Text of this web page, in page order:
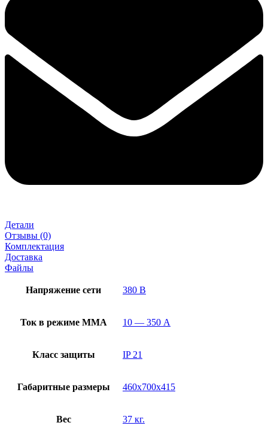
Детали
Отзывы (0)
Комплектация
Доставка
Файлы
Напряжение сети 380 В
Ток в режиме ММА 10 — 350 А
Класс защиты IP 21
Габаритные размеры 460х700х415
Вес 37 кг.